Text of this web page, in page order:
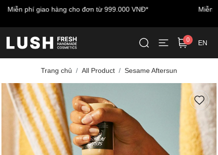
Miễn phí vận chuyển cho đơn hàng đầu tiên - nhập mã:
0 EN
Trang chủ All Product Sesame Aftersun